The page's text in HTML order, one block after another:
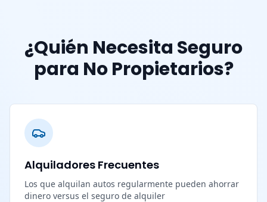
¿Quién Necesita Seguro
para No Propietarios?
Alquiladores Frecuentes
Los que alquilan autos regularmente pueden ahorrar
dinero versus el seguro de alquiler